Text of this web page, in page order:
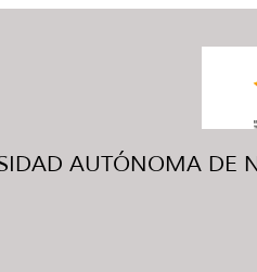
AUTÓNOMA DE